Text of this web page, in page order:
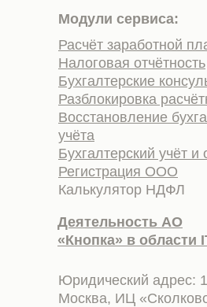
Модули сервиса:
Расчёт заработной
Налоговая отчётность
Бухгалтерские
Разблокировка
Восстановление
учёта
Бухгалтерский учёт и
Регистрация ООО
Калькулятор НДФЛ
Деятельность АО
«Кнопка» в области
Юридический адрес:
Москва, ИЦ